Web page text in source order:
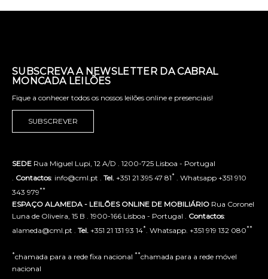
SUBSCREVA A NEWSLETTER DA CABRAL
MONCADA LEILÕES
Fique a conhecer todos os nossos leilões online e presenciais!
SUBSCREVER
SEDE Rua Miguel Lupi, 12 A/D . 1200-725 Lisboa - Portugal
Contactos: info@cml.pt . Tel. +351 21 395 47 81* . Whatsapp +351 910
343 979**
ESPAÇO ALAMEDA - LEILÕES ONLINE DE MOBILIÁRIO Rua Coronel
Luna de Oliveira, 15 B . 1900-166 Lisboa - Portugal . Contactos:
alameda@cml.pt . Tel. +351 21 131 93 14* . Whatsapp. +351 919 132 080**
*chamada para a rede fixa nacional **chamada para a rede móvel
nacional